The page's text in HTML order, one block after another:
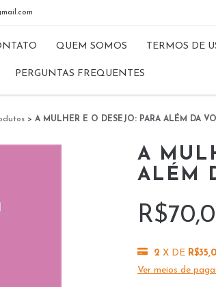
QUEM SOMOS TERMOS DE
PERGUNTAS FREQUENTES
> A MULHER E O DESEJO: PARA ALÉM DA
A
ALÉM
2 X DE
Ver meios de